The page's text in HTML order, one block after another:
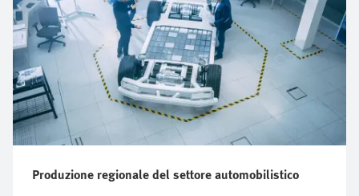
Produzione regionale del settore automobilistico